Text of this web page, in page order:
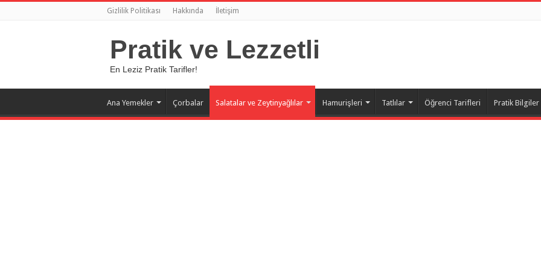
Gizlilik Politikası Hakkında İletişim
Pratik ve Lezzetli
En Leziz Pratik Tarifler!
Ana Yemekler Çorbalar Salatalar ve Zeytinyağlılar Hamurişleri Tatlılar Öğrenci Tarifleri Pratik Bilgiler